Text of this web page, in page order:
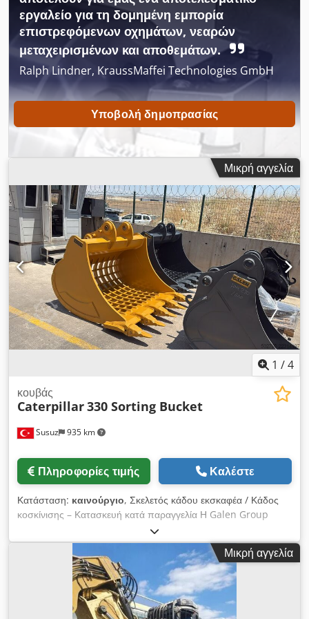
πληροφορίες και τιμές, παρακαλούμε επικοινωνήστε μαζί μας.
Djdpjzlbmmsfx Ak Heck
εργαλείο για τη δομημένη εμπορία
επιστρεφόμενων οχημάτων, νεαρών
μεταχειρισμένων και αποθεμάτων.
Ralph Lindner, KraussMaffei Technologies GmbH
Υποβολή δημοπρασίας
Μικρή αγγελία
1 /4
Susuz 935 km
κουβάς
Caterpillar330 Sorting Bucket
Πληροφορίες τιμής Καλέστε
Κατάσταση: καινούργιο, Σκελετός κάδου εκσκαφέα / Κάδος
κοσκίνισης – Κατασκευή κατά παραγγελία Η Galen Group
κατασκευάζει ανθεκτικούς σκελετούς κάδων και κάδους
κοσκίνισης για εκσκαφείς όλων των μαρκών και κατηγοριών
βάρους. Κάθε κάδος σχεδιάζεται σύμφωνα με το μοντέλο του
εκσκαφέα, τις συνθήκες λειτουργίας, το απαιτούμενο πλάτος
του κάδου και το διάκενο κοσκίνισης. Κύριες Εφαρμογές *
Διαχωρισμός βράχων, χώματος, χαλικιού και οικοδομικών
αποβλήτων * Κοσκίνισμα και διαλογή υλικών εκσκαφής *
Μικρή αγγελία